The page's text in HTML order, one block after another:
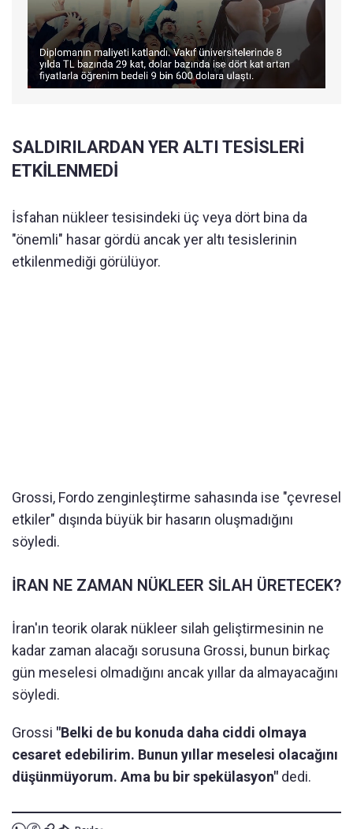
SALDIRILARDAN YER ALTI TESİSLERİ
ETKİLENMEDİ
İsfahan nükleer tesisindeki üç veya dört bina da
"önemli" hasar gördü ancak yer altı tesislerinin
etkilenmediği görülüyor.
Grossi, Fordo zenginleştirme sahasında ise "çevresel
etkiler" dışında büyük bir hasarın oluşmadığını
söyledi.
İRAN NE ZAMAN NÜKLEER SİLAH ÜRETECEK?
İran'ın teorik olarak nükleer silah geliştirmesinin ne
kadar zaman alacağı sorusuna Grossi, bunun birkaç
gün meselesi olmadığını ancak yıllar da almayacağını
söyledi.
Grossi "Belki de bu konuda daha ciddi olmaya
cesaret edebilirim. Bunun yıllar meselesi olacağını
düşünmüyorum. Ama bu bir spekülasyon" dedi.